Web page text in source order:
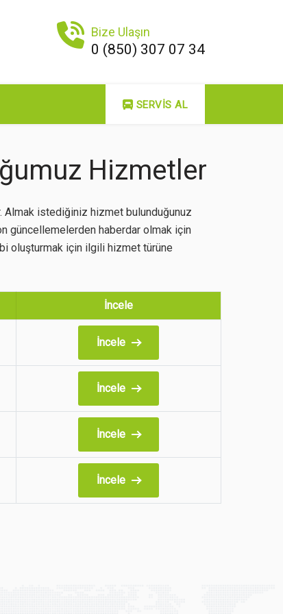
Bize Ulaşın
0 (850) 307 07 34
SERVIS AL
Hizmetler
Almak istediğiniz hizmet bulunduğunuz
güncellemelerden haberdar olmak için
oluşturmak için ilgili hizmet türüne
İncele
İncele
İncele
İncele
İncele